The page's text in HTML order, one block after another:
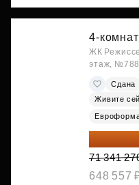
4-
ЖК
этаж, №788
Сдана
Живите
64 920
71 341
648 557